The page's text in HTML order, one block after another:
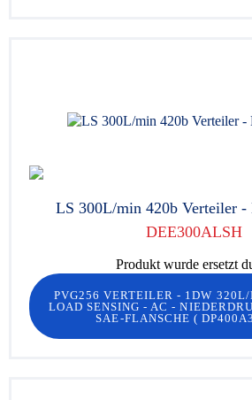
LS 300L/min 420b Verteiler -
DEE300ALSH
Produkt wurde ersetzt
PVG256 VERTEILER - 1DW
LOAD SENSING - AC -
SAE-FLANSCHE (